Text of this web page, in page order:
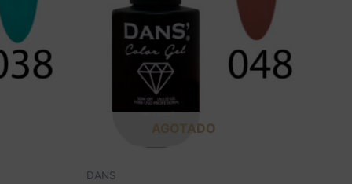
AGOTADO
DANS